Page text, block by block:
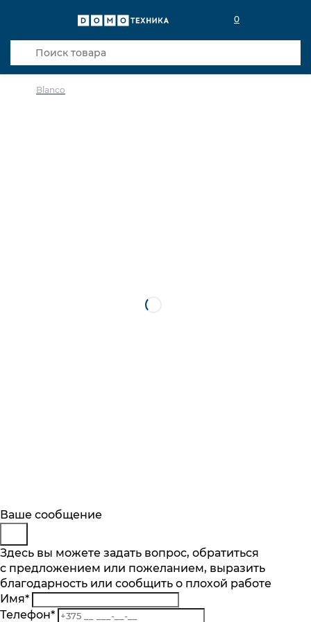
0
Blanco
Описание
Отзывы
Основные характеристики
Количество чаш шт.
1
Материал
Будьте в курсе
Подпишитесь на последние обновления
и узнавайте о новинках и специальных
предложениях первыми
Подписаться
Заказ обратного звонка
Представьтесь
Телефон*
Комментарий
Ваше сообщение
Здесь вы можете задать вопрос, обратиться
с предложением или пожеланием, выразить
благодарность или сообщить о плохой работе
Имя*
Телефон*